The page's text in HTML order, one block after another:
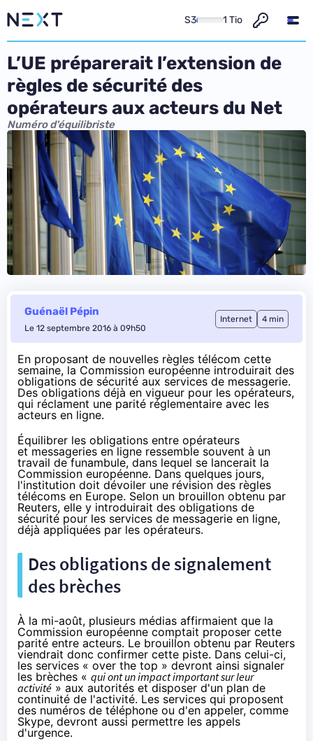
S3 1 Tio
L’UE préparerait l’extension de
règles de sécurité des
opérateurs aux acteurs du Net
Numéro d'équilibriste
Guénaël Pépin
Le 12 septembre 2016 à 09h50
Internet 4 min
En proposant de nouvelles règles télécom cette
semaine, la Commission européenne introduirait des
obligations de sécurité aux services de messagerie.
Des obligations déjà en vigueur pour les opérateurs,
qui réclament une parité réglementaire avec les
acteurs en ligne.
Équilibrer les obligations entre opérateurs
et messageries en ligne ressemble souvent à un
travail de funambule, dans lequel se lancerait la
Commission européenne. Dans quelques jours,
l'institution doit dévoiler une révision des règles
télécoms en Europe. Selon un brouillon obtenu par
Reuters, elle y introduirait des obligations de
sécurité pour les services de messagerie en ligne,
déjà appliquées par les opérateurs.
Des obligations de signalement
des brèches
À la mi-août, plusieurs médias affirmaient que la
Commission européenne comptait proposer cette
parité entre acteurs. Le brouillon obtenu par Reuters
viendrait donc confirmer cette piste. Dans celui-ci,
les services « over the top » devront ainsi signaler
les brèches « qui ont un impact important sur leur
activité » aux autorités et disposer d'un plan de
continuité de l'activité. Les services qui proposent
des numéros de téléphone ou d'en appeler, comme
Skype, devront aussi permettre les appels
d'urgence.